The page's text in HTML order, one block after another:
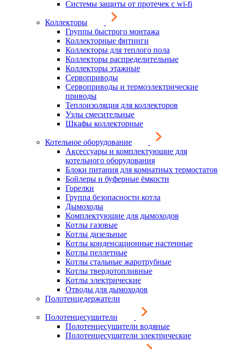
Системы защиты от протечек с wi-fi
Коллекторы
Группы быстрого монтажа
Коллекторные фитинги
Коллекторы для теплого пола
Коллекторы распределительные
Коллекторы этажные
Сервоприводы
Сервоприводы и термоэлектрические
приводы
Теплоизоляция для коллекторов
Узлы смесительные
Шкафы коллекторные
Котельное оборудование
Аксессуары и комплектующие для
котельного оборудования
Блоки питания для комнатных термостатов
Бойлеры и буферные ёмкости
Горелки
Группа безопасности котла
Дымоходы
Комплектующие для дымоходов
Котлы газовые
Котлы дизельные
Котлы конденсационные настенные
Котлы пеллетные
Котлы стальные жаротрубные
Котлы твердотопливные
Котлы электрические
Отводы для дымоходов
Полотенцедержатели
Полотенцесушители
Полотенцесушители водяные
Полотенцесушители электрические